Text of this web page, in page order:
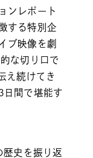
ンレポート
する特別企
ブ映像を劇
な切り⼝で
え続けてき
⽇間で堪能す
歴史を振り返